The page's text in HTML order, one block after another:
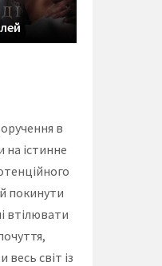
в
істинне
покинути
втілювати
світ із